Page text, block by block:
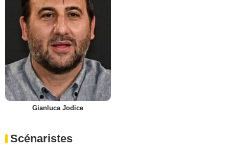
Gianluca Jodice
Scénaristes